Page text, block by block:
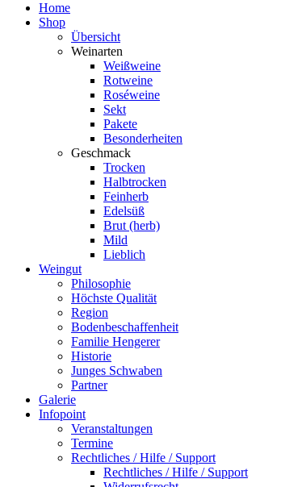
Home
Shop
Übersicht
Weinarten
Weißweine
Rotweine
Roséweine
Sekt
Pakete
Besonderheiten
Geschmack
Trocken
Halbtrocken
Feinherb
Edelsüß
Brut (herb)
Mild
Lieblich
Weingut
Philosophie
Höchste Qualität
Region
Bodenbeschaffenheit
Familie Hengerer
Historie
Junges Schwaben
Partner
Galerie
Infopoint
Veranstaltungen
Termine
Rechtliches / Hilfe / Support
Rechtliches / Hilfe / Support